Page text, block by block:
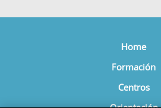
Home
Formación
Centros
We Care About Your